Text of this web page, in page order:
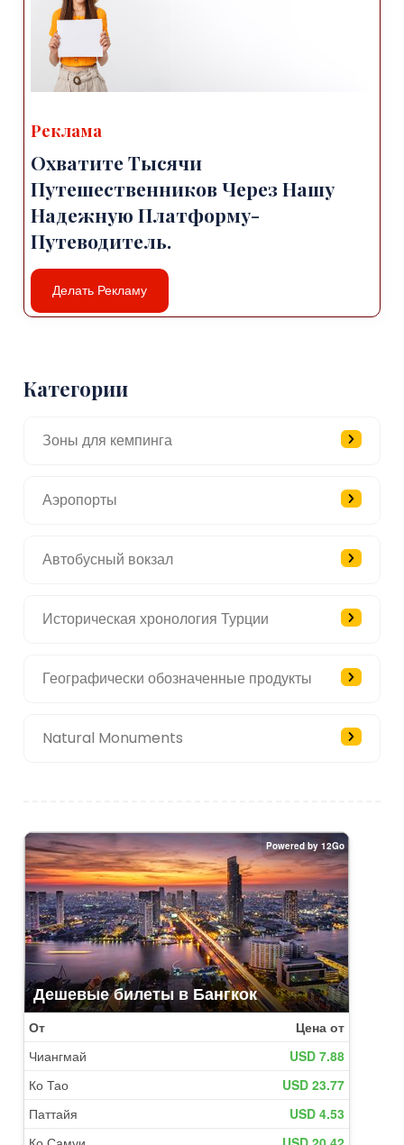
Реклама
Охватите Тысячи
Путешественников Через Нашу
Надежную Платформу-
Путеводитель.
Делать Рекламу
Категории
Зоны для кемпинга
Аэропорты
Автобусный вокзал
Историческая хронология Турции
Географически обозначенные продукты
Natural Monuments